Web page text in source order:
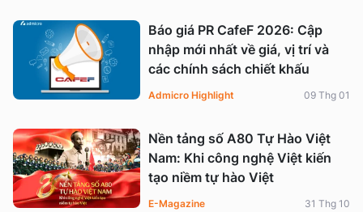
Báo giá PR CafeF 2026: Cập
nhập mới nhất về giá, vị trí và
các chính sách chiết khấu
Admicro Highlight 09 Thg 01
Nền tảng số A80 Tự Hào Việt
Nam: Khi công nghệ Việt kiến
tạo niềm tự hào Việt
E-Magazine 31 Thg 10